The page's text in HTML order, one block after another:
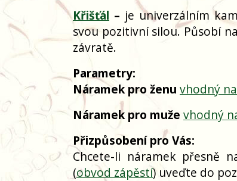
Křišťál – je univerzálním
svou pozitivní silou. Působí
závratě.
Parametry:
Náramek pro ženu vhodný
Náramek pro muže vhodný
Přizpůsobení pro Vás:
Chcete-li náramek přesně
(obvod zápěstí) uveďte do